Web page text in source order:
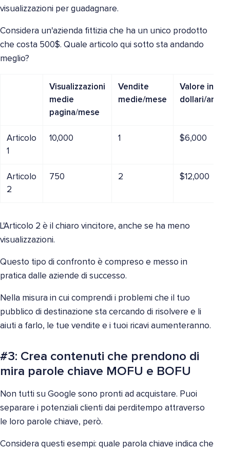
visualizzazioni per guadagnare.
Considera un'azienda fittizia che ha un unico prodotto
che costa 500$. Quale articolo qui sotto sta andando
meglio?
Visualizzazioni
medie
pagina/mese
Vendite
medie/mese
Valore in
dollari/anno
Articolo
1
10,000 1 $6,000
Articolo
2
750 2 $12,000
L'Articolo 2 è il chiaro vincitore, anche se ha meno
visualizzazioni.
Questo tipo di confronto è compreso e messo in
pratica dalle aziende di successo.
Nella misura in cui comprendi i problemi che il tuo
pubblico di destinazione sta cercando di risolvere e li
aiuti a farlo, le tue vendite e i tuoi ricavi aumenteranno.
#3: Crea contenuti che prendono di
mira parole chiave MOFU e BOFU
Non tutti su Google sono pronti ad acquistare. Puoi
separare i potenziali clienti dai perditempo attraverso
le loro parole chiave, però.
Considera questi esempi: quale parola chiave indica che